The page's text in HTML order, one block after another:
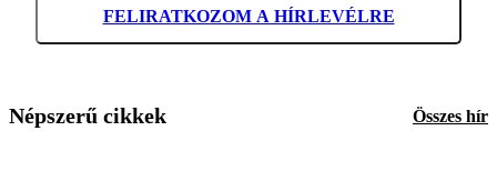
FELIRATKOZOM A HÍRLEVÉLRE
Népszerű cikkek Összes hír